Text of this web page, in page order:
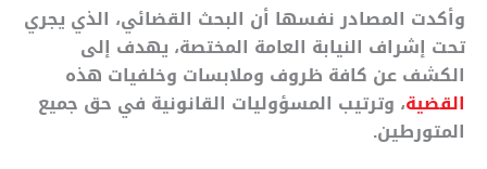
وأكدت المصادر نفسها أن البحث القضائي، الذي يجري
تحت إشراف النيابة العامة المختصة، يهدف إلى
الكشف عن كافة ظروف وملابسات وخلفيات هذه
القضية، وترتيب المسؤوليات القانونية في حق جميع
المتورطين.